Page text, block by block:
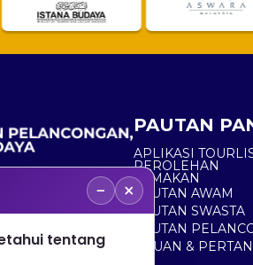
6, Presint 5,
PAUTAN
APLIKASI
PEROLEHAN
SEMAKAN
PAUTAN AWAM
PAUTAN SWASTA
PAUTAN
ADUAN &
− ×
tentang